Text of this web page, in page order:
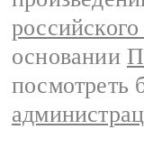
российского
основании
посмотреть